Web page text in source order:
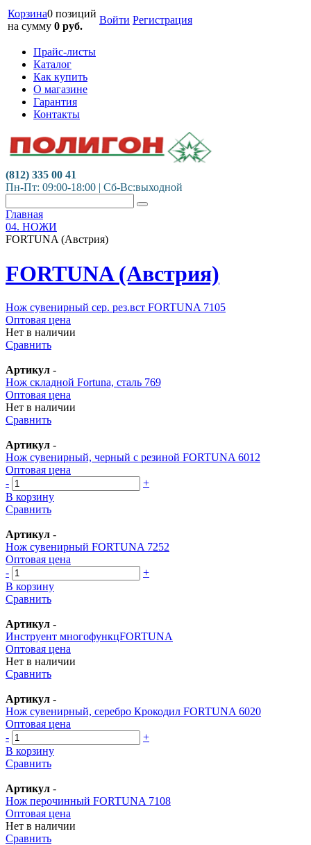
Корзина0 позиций
на сумму 0 руб.
Войти Регистрация
Прайс-листы
Каталог
Как купить
О магазине
Гарантия
Контакты
(812) 335 00 41
Пн-Пт: 09:00-18:00 | Сб-Вс:выходной
Главная
04. НОЖИ
FORTUNA (Австрия)
FORTUNA (Австрия)
Нож сувенирный сер. рез.вст FORTUNA 7105
Оптовая цена
Нет в наличии
Сравнить
Артикул -
Нож складной Fortuna, сталь 769
Оптовая цена
Нет в наличии
Сравнить
Артикул -
Нож сувенирный, черный с резиной FORTUNA 6012
Оптовая цена
-
+
В корзину
Сравнить
Артикул -
Нож сувенирный FORTUNA 7252
Оптовая цена
-
+
В корзину
Сравнить
Артикул -
Инструент многофункцFORTUNA
Оптовая цена
Нет в наличии
Сравнить
Артикул -
Нож сувенирный, серебро Крокодил FORTUNA 6020
Оптовая цена
-
+
В корзину
Сравнить
Артикул -
Нож перочинный FORTUNA 7108
Оптовая цена
Нет в наличии
Сравнить